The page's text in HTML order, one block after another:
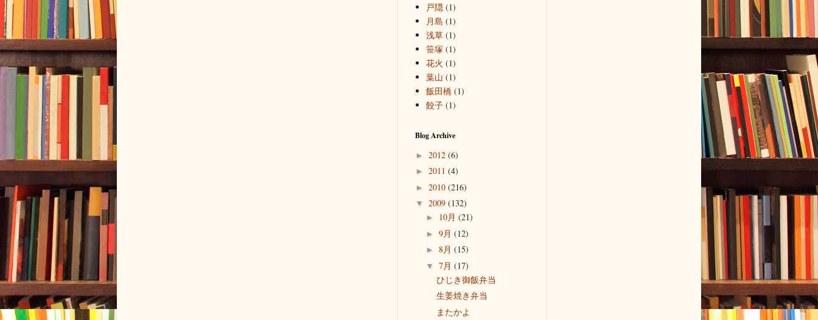
戸隠 (1)
月島 (1)
浅草 (1)
笹塚 (1)
花火 (1)
葉山 (1)
飯田橋 (1)
餃子 (1)
Blog Archive
► 2012 (6)
► 2011 (4)
► 2010 (216)
▼ 2009 (132)
► 10月 (21)
► 9月 (12)
► 8月 (15)
▼ 7月 (17)
ひじき御飯弁当
生姜焼き弁当
またかよ